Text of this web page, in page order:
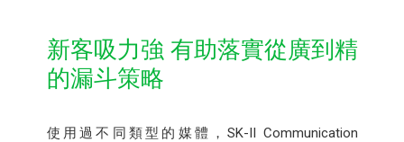
新客吸力強 有助落實從廣到精
的漏斗策略
使用過不同類型的媒體，SK-II Communication